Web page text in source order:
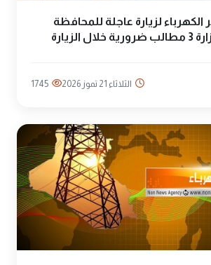
الكهرباء لزيارة عاجلة للمحافظة
الثلاثاء 21 تموز 2026 1745